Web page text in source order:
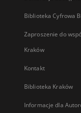
Biblioteka Cyfrowa
Zaproszenie do
Kraków
Kontakt
Biblioteka Kraków
Informacje dla